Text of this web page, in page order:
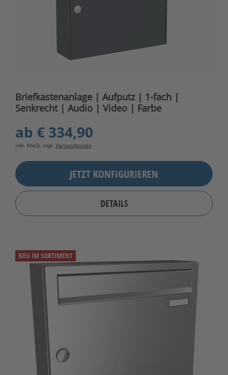
Briefkastenanlage | Aufputz | 1-fach |
Senkrecht | Audio | Video | Farbe
ab € 334,90
inkl. MwSt. zzgl. Versandkosten
JETZT KONFIGURIEREN
DETAILS
NEU IM SORTIMENT